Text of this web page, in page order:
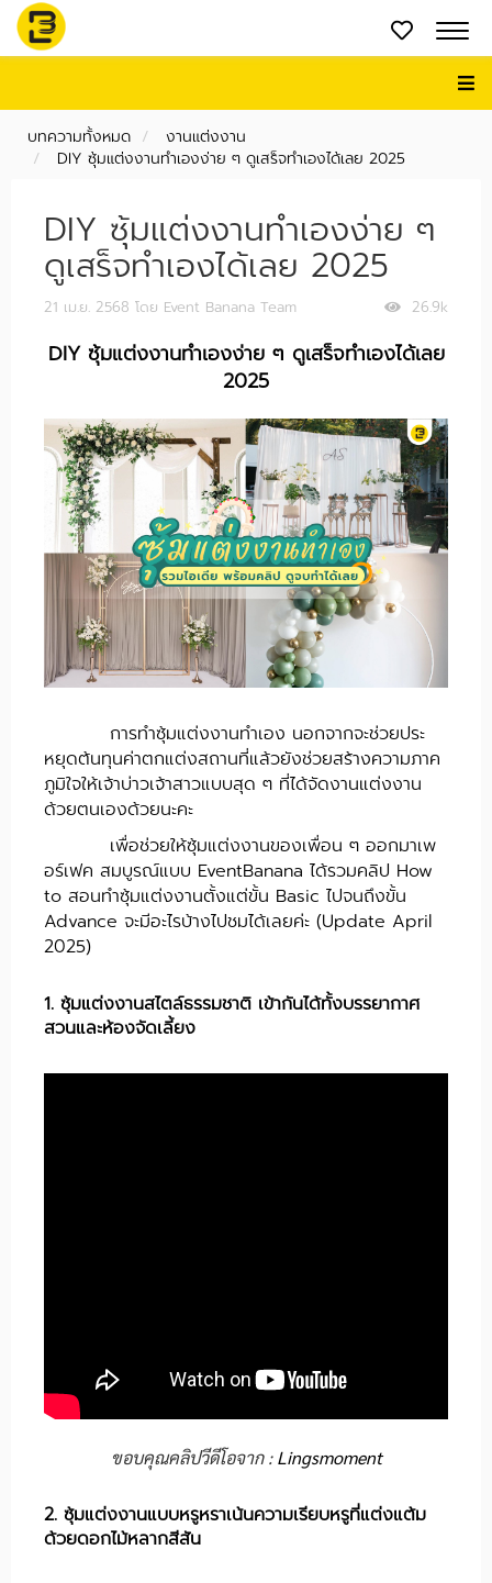
บทความทั้งหมด
งานแต่งงาน
DIY ซุ้มแต่งงานทำเองง่าย ๆ ดูเสร็จทำเองได้เลย 2025
DIY ซุ้มแต่งงานทำเองง่าย ๆ
ดูเสร็จทำเองได้เลย 2025
26.9k
21 เม.ย. 2568 โดย Event Banana Team
DIY ซุ้มแต่งงานทำเองง่าย ๆ ดูเสร็จทำเองได้เลย
2025
การทำซุ้มแต่งงานทำเอง นอกจากจะช่วยประ
หยุดต้นทุนค่าตกแต่งสถานที่แล้วยังช่วยสร้างความภาค
ภูมิใจให้เจ้าบ่าวเจ้าสาวแบบสุด ๆ ที่ได้จัดงานแต่งงาน
ด้วยตนเองด้วยนะคะ
เพื่อช่วยให้ซุ้มแต่งงานของเพื่อน ๆ ออกมาเพ
อร์เฟค สมบูรณ์แบบ EventBanana ได้รวมคลิป How
to สอนทำซุ้มแต่งงานตั้งแต่ขั้น Basic ไปจนถึงขั้น
Advance จะมีอะไรบ้างไปชมได้เลยค่ะ (Update April
2025)
1. ซุ้มแต่งงานสไตล์ธรรมชาติ เข้ากันได้ทั้งบรรยากาศ
สวนและห้องจัดเลี้ยง
ขอบคุณคลิปวีดีโอจาก :Lingsmoment
2. ซุ้มแต่งงานแบบหรูหราเน้นความเรียบหรูที่แต่งแต้ม
ด้วยดอกไม้หลากสีสัน